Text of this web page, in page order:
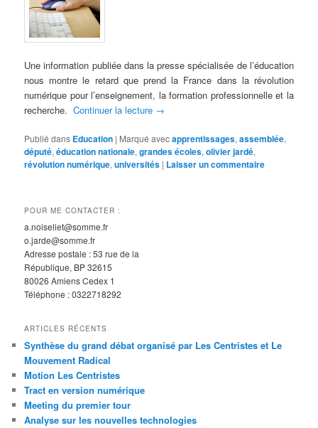
Une information publiée dans la presse spécialisée de l’éducation
nous montre le retard que prend la France dans la révolution
numérique pour l’enseignement, la formation professionnelle et la
recherche.Continuer la lecture →
Publié dans Education | Marqué avecapprentissages,assemblée,
député,éducation nationale,grandes écoles,olivier jardé,
révolution numérique,universités | Laisser un commentaire
POUR ME CONTACTER :
a.noiseliet@somme.fr
o.jarde@somme.fr
Adresse postale : 53 rue de la
République, BP 32615
80026 Amiens Cedex 1
Téléphone : 0322718292
ARTICLES RÉCENTS
Synthèse du grand débat organisé par Les Centristes et Le
Mouvement Radical
Motion Les Centristes
Tract en version numérique
Meeting du premier tour
Analyse sur les nouvelles technologies